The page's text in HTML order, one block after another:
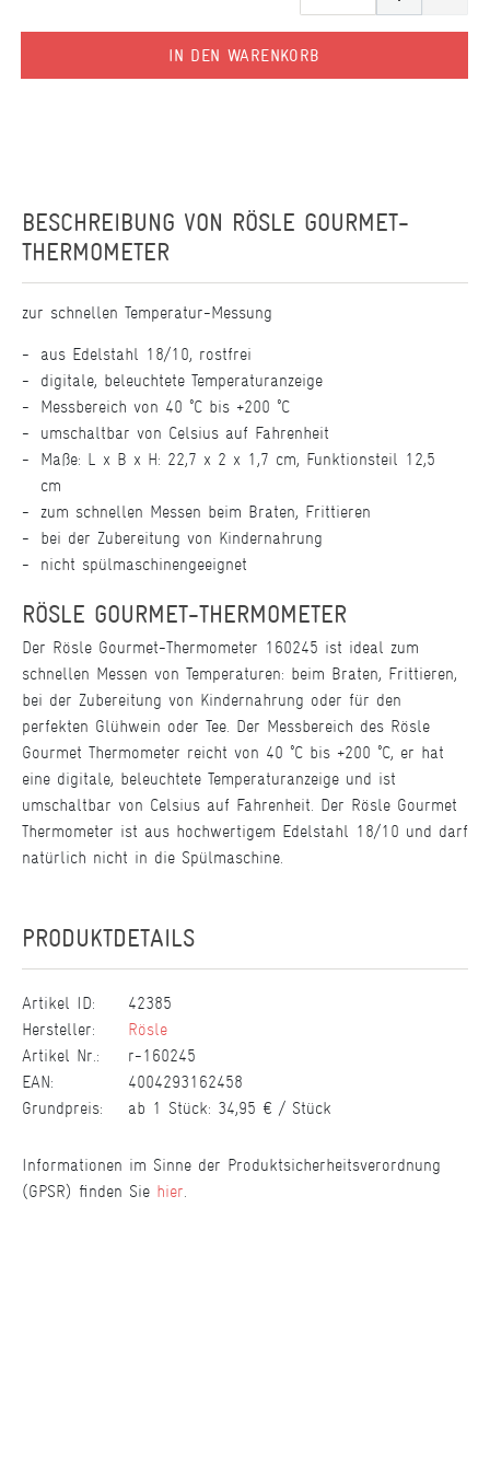
IN DEN WARENKORB
BESCHREIBUNG VON RÖSLE GOURMET-
THERMOMETER
zur schnellen Temperatur-Messung
aus Edelstahl 18/10, rostfrei
digitale, beleuchtete Temperaturanzeige
Messbereich von 40 °C bis +200 °C
umschaltbar von Celsius auf Fahrenheit
Maße: L x B x H: 22,7 x 2 x 1,7 cm, Funktionsteil 12,5
cm
zum schnellen Messen beim Braten, Frittieren
bei der Zubereitung von Kindernahrung
nicht spülmaschinengeeignet
RÖSLE GOURMET-THERMOMETER
Der Rösle Gourmet-Thermometer 160245 ist ideal zum
schnellen Messen von Temperaturen: beim Braten, Frittieren,
bei der Zubereitung von Kindernahrung oder für den
perfekten Glühwein oder Tee. Der Messbereich des Rösle
Gourmet Thermometer reicht von 40 °C bis +200 °C, er hat
eine digitale, beleuchtete Temperaturanzeige und ist
umschaltbar von Celsius auf Fahrenheit. Der Rösle Gourmet
Thermometer ist aus hochwertigem Edelstahl 18/10 und darf
natürlich nicht in die Spülmaschine.
PRODUKTDETAILS
Artikel ID:
42385
Hersteller:
Rösle
Artikel Nr.:
r-160245
EAN:
4004293162458
Grundpreis:
ab 1 Stück: 34,95 € / Stück
Informationen im Sinne der Produktsicherheitsverordnung
(GPSR) finden Sie hier.